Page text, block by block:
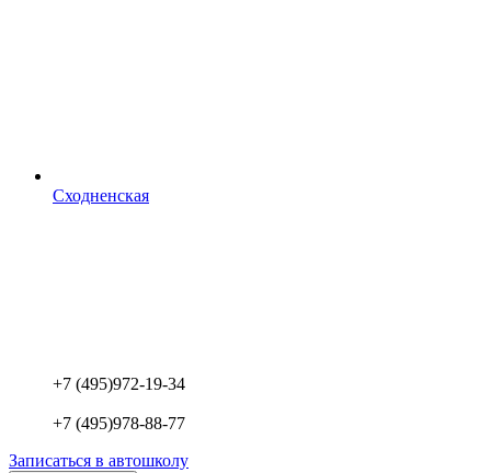
Сходненская
+7 (495)972-19-34
+7 (495)978-88-77
Записаться в автошколу